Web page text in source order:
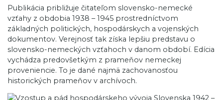
Publikácia približuje čitateľom slovensko-nemecké
vzťahy z obdobia 1938 – 1945 prostredníctvom
základných politických, hospodárskych a vojenských
dokumentov. Verejnosť tak získa lepšiu predstavu o
slovensko-nemeckých vzťahoch v danom období. Edícia
vychádza predovšetkým z prameňov nemeckej
proveniencie. To je dané najmä zachovanosťou
historických prameňov v archívoch.